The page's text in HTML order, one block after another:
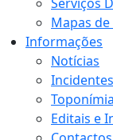
Serviços
Mapas de
Informações
Notícias
Incidentes
Toponímia
Editais e